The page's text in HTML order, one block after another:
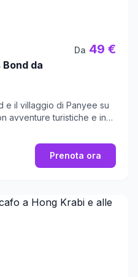
da
Da 49 €
e il villaggio di Panyee su
avventure turistiche e in
Prenota ora